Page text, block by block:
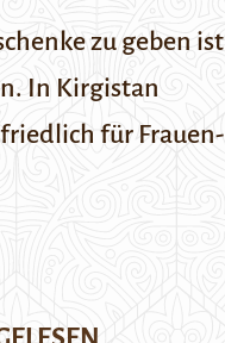
zu geben ist
In Kirgistan
für Frauen-